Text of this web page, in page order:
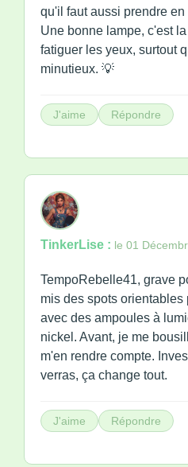
qu'il faut aussi prendre
Une bonne lampe, c'est
fatiguer les yeux, surtout
minutieux. 💡
J'aime Répondre
TinkerLise : le 01
TempoRebelle41, grave
mis des spots orientables
avec des ampoules à
nickel. Avant, je me
m'en rendre compte.
verras, ça change tout.
J'aime Répondre